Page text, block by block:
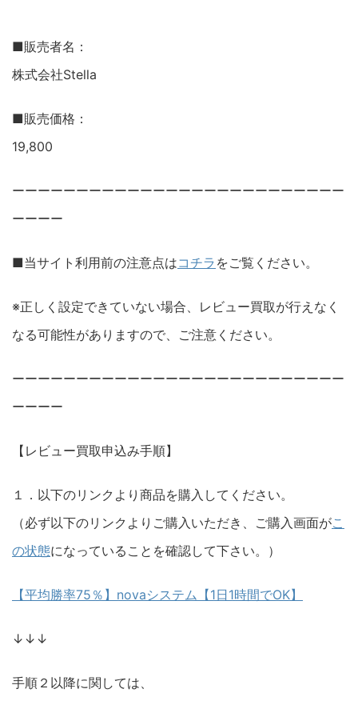
■販売者名：
株式会社Stella
■販売価格：
19,800
ーーーーーーーーーーーーーーーーーーーーーーーーーー
ーーーー
■当サイト利用前の注意点はコチラ をご覧ください。
※正しく設定できていない場合、レビュー買取が行えなく
なる可能性がありますので、ご注意ください。
ーーーーーーーーーーーーーーーーーーーーーーーーーー
ーーーー
【レビュー買取申込み手順】
１．以下のリンクより商品を購入してください。
（必ず以下のリンクよりご購入いただき、ご購入画面がこ
の状態になっていることを確認して下さい。）
【平均勝率75％】novaシステム【1日1時間でOK】
↓↓↓
手順２以降に関しては、